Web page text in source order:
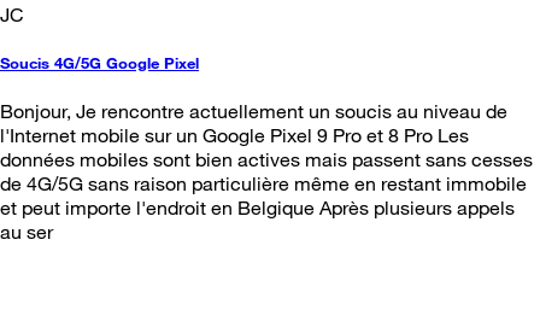
JC
Soucis 4G/5G Google Pixel
Bonjour, Je rencontre actuellement un soucis au niveau de
l'Internet mobile sur un Google Pixel 9 Pro et 8 Pro Les
données mobiles sont bien actives mais passent sans cesses
de 4G/5G sans raison particulière même en restant immobile
et peut importe l'endroit en Belgique Après plusieurs appels
au ser